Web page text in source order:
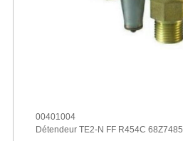
00401004
Détendeur TE2-N FF R454C 68Z7485